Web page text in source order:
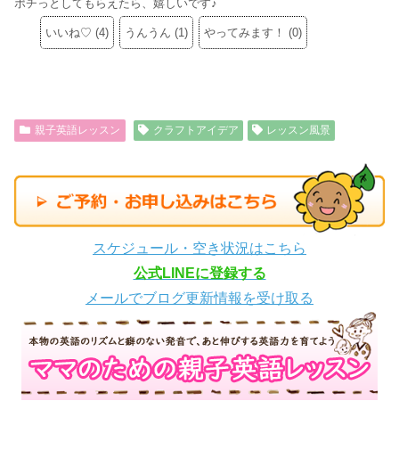
ポチっとしてもらえたら、嬉しいです♪
いいね♡ (4) うんうん (1 ) やってみます！ (0)
親子英語レッスン クラフトアイデア レッスン風景
スケジュール・空き状況はこちら
公式LINEに登録する
メールでブログ更新情報を受け取る